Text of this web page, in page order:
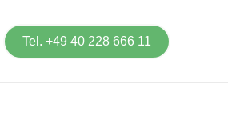
Tel. +49 40 228 666 11